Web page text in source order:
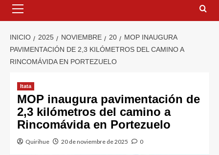
INICIO 2025 NOVIEMBRE 20
MOP INAUGURA
PAVIMENTACIÓN DE 2,3 KILÓMETROS DEL CAMINO A
RINCOMÁVIDA EN PORTEZUELO
Itata
MOP inaugura pavimentación de
2,3 kilómetros del camino a
Rincomávida en Portezuelo
Quirihue 20 de noviembre de 2025 0